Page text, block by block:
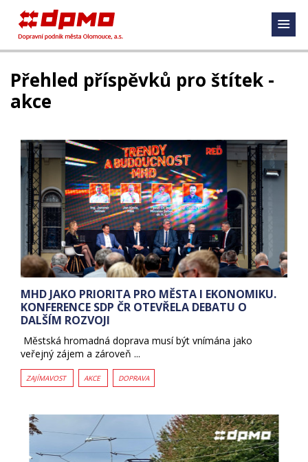
Přehled příspěvků pro štítek -
akce
MHD JAKO PRIORITA PRO MĚSTA I EKONOMIKU.
KONFERENCE SDP ČR OTEVŘELA DEBATU O
DALŠÍM ROZVOJI
Městská hromadná doprava musí být vnímána jako
veřejný zájem a zároveň ...
ZAJÍMAVOST AKCE DOPRAVA